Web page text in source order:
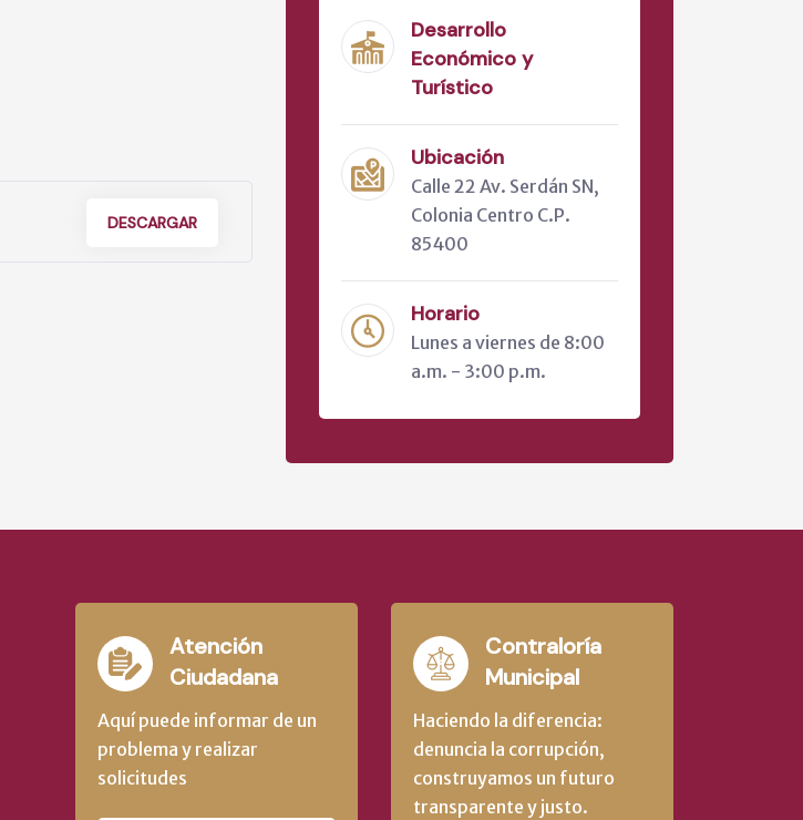
DESCARGAR
Desarrollo
Económico y
Turístico
Ubicación
Calle 22 Av. Serdán SN,
Colonia Centro C.P.
85400
Horario
Lunes a viernes de 8:00
a.m. - 3:00 p.m.
Atención
Ciudadana
Aquí puede informar de un
problema y realizar
solicitudes
Contraloría
Municipal
Haciendo la diferencia:
denuncia la corrupción,
construyamos un futuro
transparente y justo.